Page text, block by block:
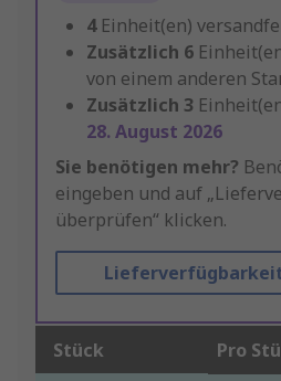
4 Einheit(en)
Zusätzlich 6
von einem anderen
Zusätzlich 3
28. August 2026
Sie benötigen mehr?
eingeben und auf
überprüfen“ klicken.
Stück Pro